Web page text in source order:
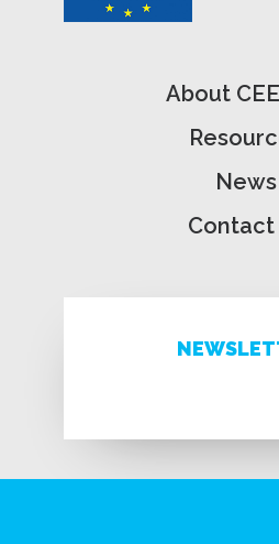
About
News
Contact